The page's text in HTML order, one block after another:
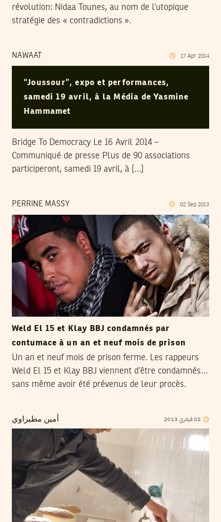
révolution: Nidaa Tounes, au nom de l’utopique
stratégie des « contradictions ».
NAWAAT 17 Apr 2014
“Joussour”, expo et performances,
samedi 19 avril, à la Média de Yasmine
Hammamet
Bridge To Democracy Le 16 Avril 2014 –
Communiqué de presse Plus de 90 associations
participeront, samedi 19 avril, à […]
PERRINE MASSY 02 Sep 2013
Weld El 15 et Klay BBJ condamnés par
contumace à un an et neuf mois de prison
Un an et neuf mois de prison ferme. Les rappeurs
Weld El 15 et Klay BBJ viennent d’être condamnés…
sans même avoir été prévenus de leur procès.
أمين مطيراوي 02فيفري 2013